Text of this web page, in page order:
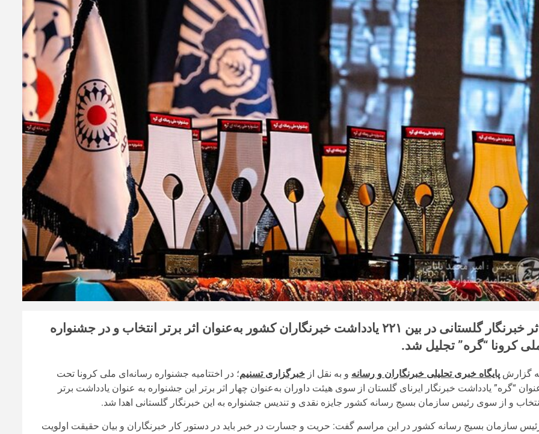
اثر خبرنگار گلستانی در بین ۲۲۱ یادداشت خبرنگاران کشور به‌عنوان اثر برتر انتخاب و در جشنواره
کرونا “گره” تجلیل شد.
گزارش پایگاه خبری تحلیلی خبرنگاران و رسانه و به نقل از خبرگزاری تسنیم؛ در اختتامیه جشنواره رسانه‌ای ملی کرونا تحت
“گره” یادداشت خبرنگار ایرنای گلستان از سوی هیئت داوران به‌عنوان چهار اثر برتر این جشنواره به عنوان یادداشت برتر
و از سوی رئیس سازمان بسیج رسانه کشور جایزه نقدی و تندیس جشنواره به این خبرنگار گلستانی اهدا شد.
سازمان بسیج رسانه کشور در این مراسم گفت: حریت و جسارت در خبر باید در دستور کار خبرنگاران و بیان حقیقت اولویت